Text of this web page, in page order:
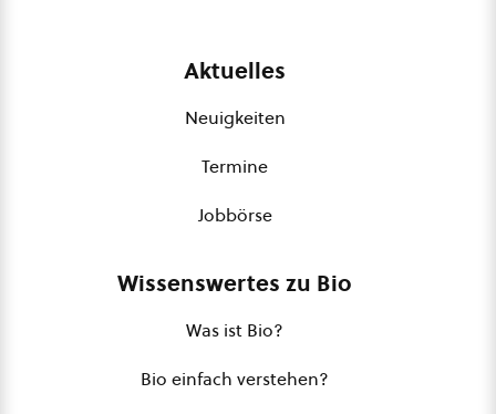
Aktuelles
Neuigkeiten
Termine
Jobbörse
Wissenswertes zu Bio
Was ist Bio?
Bio einfach verstehen?